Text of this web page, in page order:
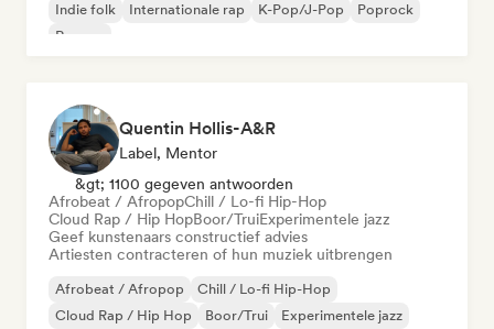
Indie folk
Internationale rap K-Pop/J-Pop
Poprock
Reggae
Quentin Hollis-A&R
Label, Mentor
&gt; 1100 gegeven antwoorden
Afrobeat / AfropopChill / Lo-fi Hip-Hop
Cloud Rap / Hip HopBoor/TruiExperimentele jazz
Geef kunstenaars constructief advies
Artiesten contracteren of hun muziek uitbrengen
Afrobeat / Afropop
Chill / Lo-fi Hip-Hop
Cloud Rap / Hip Hop
Boor/Trui
Experimentele jazz